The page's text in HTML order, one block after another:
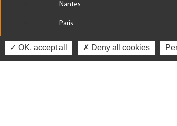
Nantes
Paris
Rennes
Tours
✓ OK, accept all ✗ Deny all cookies